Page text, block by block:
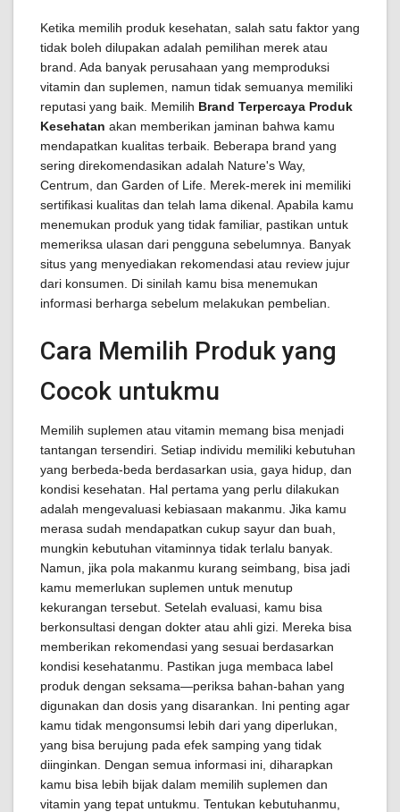
Ketika memilih produk kesehatan, salah satu faktor yang
tidak boleh dilupakan adalah pemilihan merek atau
brand. Ada banyak perusahaan yang memproduksi
vitamin dan suplemen, namun tidak semuanya memiliki
reputasi yang baik. Memilih Brand Terpercaya Produk
Kesehatan akan memberikan jaminan bahwa kamu
mendapatkan kualitas terbaik. Beberapa brand yang
sering direkomendasikan adalah Nature's Way,
Centrum, dan Garden of Life. Merek-merek ini memiliki
sertifikasi kualitas dan telah lama dikenal. Apabila kamu
menemukan produk yang tidak familiar, pastikan untuk
memeriksa ulasan dari pengguna sebelumnya. Banyak
situs yang menyediakan rekomendasi atau review jujur
dari konsumen. Di sinilah kamu bisa menemukan
informasi berharga sebelum melakukan pembelian.
Cara Memilih Produk yang
Cocok untukmu
Memilih suplemen atau vitamin memang bisa menjadi
tantangan tersendiri. Setiap individu memiliki kebutuhan
yang berbeda-beda berdasarkan usia, gaya hidup, dan
kondisi kesehatan. Hal pertama yang perlu dilakukan
adalah mengevaluasi kebiasaan makanmu. Jika kamu
merasa sudah mendapatkan cukup sayur dan buah,
mungkin kebutuhan vitaminnya tidak terlalu banyak.
Namun, jika pola makanmu kurang seimbang, bisa jadi
kamu memerlukan suplemen untuk menutup
kekurangan tersebut. Setelah evaluasi, kamu bisa
berkonsultasi dengan dokter atau ahli gizi. Mereka bisa
memberikan rekomendasi yang sesuai berdasarkan
kondisi kesehatanmu. Pastikan juga membaca label
produk dengan seksama—periksa bahan-bahan yang
digunakan dan dosis yang disarankan. Ini penting agar
kamu tidak mengonsumsi lebih dari yang diperlukan,
yang bisa berujung pada efek samping yang tidak
diinginkan. Dengan semua informasi ini, diharapkan
kamu bisa lebih bijak dalam memilih suplemen dan
vitamin yang tepat untukmu. Tentukan kebutuhanmu,